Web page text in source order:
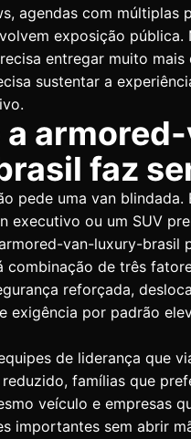
agendas com múltiplas
exposição pública.
entregar muito mais
sustentar a
a
faz
pede uma van blindada.
executivo ou um SUV
van-luxury-brasil
combinação de três
reforçada,
exigência por padrão
de liderança que
famílias que
veículo e empresas
importantes sem abrir